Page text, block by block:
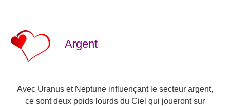
Argent
Avec Uranus et Neptune influençant le secteur argent,
ce sont deux poids lourds du Ciel qui joueront sur